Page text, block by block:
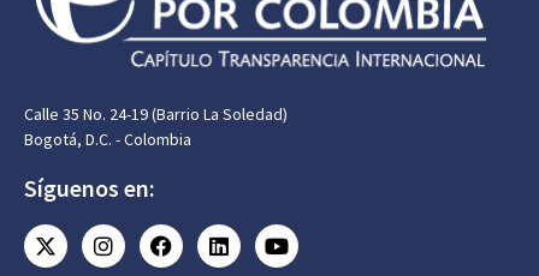
Calle 35 No. 24-19 (Barrio La Soledad)
Bogotá, D.C. - Colombia
Síguenos en: